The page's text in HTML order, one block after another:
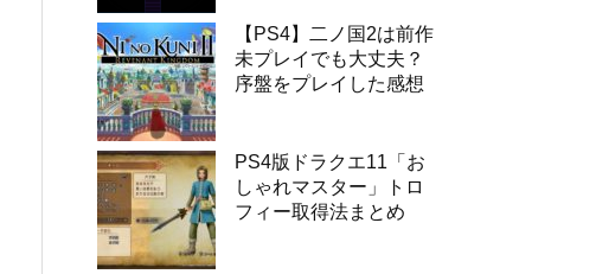
【PS4】二ノ国2は前作
未プレイでも大丈夫？
序盤をプレイした感想
PS4版ドラクエ11「お
しゃれマスター」トロ
フィー取得法まとめ